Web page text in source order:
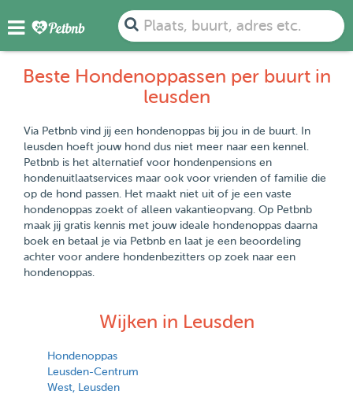
Plaats, buurt, adres etc.
Beste Hondenoppassen per buurt in
leusden
Via Petbnb vind jij een hondenoppas bij jou in de buurt. In
leusden hoeft jouw hond dus niet meer naar een kennel.
Petbnb is het alternatief voor hondenpensions en
hondenuitlaatservices maar ook voor vrienden of familie die
op de hond passen. Het maakt niet uit of je een vaste
hondenoppas zoekt of alleen vakantieopvang. Op Petbnb
maak jij gratis kennis met jouw ideale hondenoppas daarna
boek en betaal je via Petbnb en laat je een beoordeling
achter voor andere hondenbezitters op zoek naar een
hondenoppas.
Wijken in Leusden
Hondenoppas
Leusden-Centrum
West, Leusden